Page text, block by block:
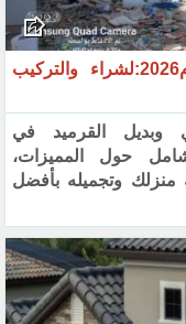
أنواع القرميد وبديل القرميد بجدة لعام2026:لشراء والتركيب
وبديل القرميد في
شامل حول المميزات،
منزلك وتجميله بأفضل